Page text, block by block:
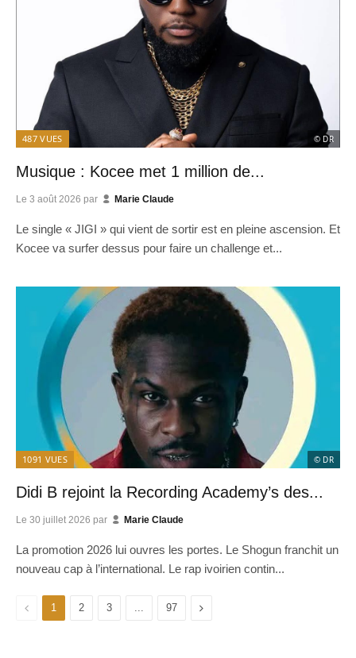
487 VUES © DR
Musique : Kocee met 1 million de...
Le 3 août 2026 par Marie Claude
Le single « JIGI » qui vient de sortir est en pleine ascension. Et
Kocee va surfer dessus pour faire un challenge et...
1091 VUES © DR
Didi B rejoint la Recording Academy’s des...
Le 30 juillet 2026 par Marie Claude
La promotion 2026 lui ouvres les portes. Le Shogun franchit un
nouveau cap à l’international. Le rap ivoirien contin...
Previous
1 2 3 ... 97 Next